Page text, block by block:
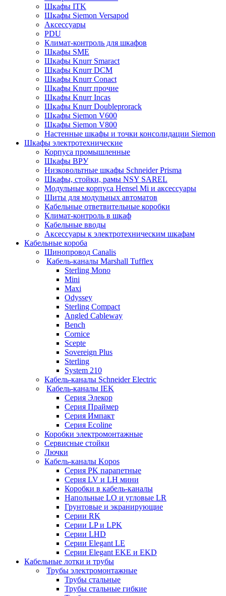
Шкафы ITK
Шкафы Siemon Versapod
Аксессуары
PDU
Климат-контроль для шкафов
Шкафы SME
Шкафы Knurr Smaract
Шкафы Knurr DCM
Шкафы Knurr Conact
Шкафы Knurr прочие
Шкафы Knurr Incas
Шкафы Knurr Doubleprorack
Шкафы Siemon V600
Шкафы Siemon V800
Настенные шкафы и точки консолидации Siemon
Шкафы электротехнические
Корпуса промышленные
Шкафы ВРУ
Низковольтные шкафы Schneider Prisma
Шкафы, стойки, рамы NSY SAREL
Модульные корпуса Hensel Mi и аксессуары
Щиты для модульных автоматов
Кабельные ответвительные коробки
Климат-контроль в шкаф
Кабельные вводы
Аксессуары к электротехническим шкафам
Кабельные короба
Шинопровод Canalis
Кабель-каналы Marshall Tufflex
Sterling Mono
Mini
Maxi
Odyssey
Sterling Compact
Angled Cableway
Bench
Cornice
Scepte
Sovereign Plus
Sterling
System 210
Кабель-каналы Schneider Electric
Кабель-каналы IEK
Серия Элекор
Серия Праймер
Серия Импакт
Серия Ecoline
Коробки электромонтажные
Сервисные стойки
Лючки
Кабель-каналы Kopos
Серия PK парапетные
Серия LV и LH мини
Коробки в кабель-каналы
Напольные LO и угловые LR
Грунтовые и экранирующие
Серии RK
Серии LP и LPK
Серии LHD
Серии Elegant LE
Серии Elegant EKE и EKD
Кабельные лотки и трубы
Трубы электромонтажные
Трубы стальные
Трубы стальные гибкие